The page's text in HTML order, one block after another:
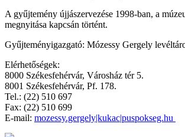
A gyűjtemény újjászervezése 1998-ban, a
megnyitása kapcsán történt.
Gyűjteményigazgató: Mózessy Gergely
Elérhetőségek:
8000 Székesfehérvár, Városház tér 5.
8001 Székesfehérvár, Pf. 178.
Tel.: (22) 510 697
Fax: (22) 510 699
E-mail: mozessy.gergely|kukac|puspokseg.hu